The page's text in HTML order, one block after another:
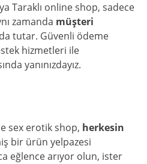
Taraklı online shop, sadece
zamanda müşteri
tutar. Güvenli ödeme
hizmetleri ile
yanınızdayız.
sex erotik shop, herkesin
bir ürün yelpazesi
eğlence arıyor olun, ister